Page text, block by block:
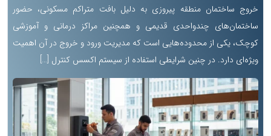
خروج ساختمان منطقه پیروزی به دلیل بافت متراکم مسکونی، حضور
ساختمان‌های چندواحدی قدیمی و همچنین مراکز درمانی و آموزشی
کوچک، یکی از محدوده‌هایی است که مدیریت ورود و خروج در آن اهمیت
ویژه‌ای دارد. در چنین شرایطی استفاده از سیستم اکسس کنترل […]